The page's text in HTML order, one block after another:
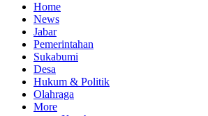
Home
News
Jabar
Pemerintahan
Sukabumi
Desa
Hukum & Politik
Olahraga
More